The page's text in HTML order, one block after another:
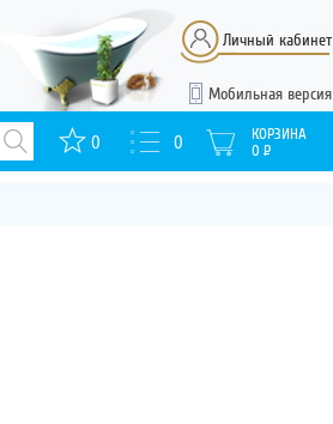
Мобильная версия
Личный кабинет
0 0
КОРЗИНА
0 Р